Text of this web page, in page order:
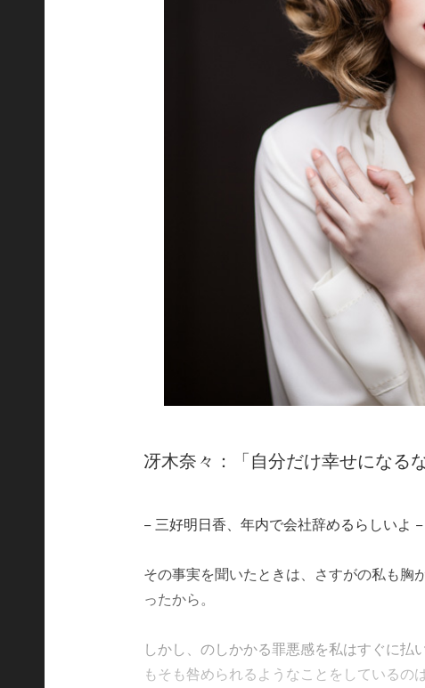
冴木奈々：「自分だけ幸せになる
− 三好明日香、年内で会社辞めるらしいよ −
その事実を聞いたときは、さすがの私も胸
ったから。
しかし、のしかかる罪悪感を私はすぐに
もそも咎められるようなことをしているの